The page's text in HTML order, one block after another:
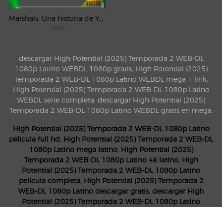
Marshals: Una historia de Yellowstone (2026) AMZN Temporada 1 WEB-DL 1080p Latino
2026
descargar High Potential (2025) Temporada 2 WEB-DL
1080p Latino WEBDL 1080p gratis, High Potential (2025)
Temporada 2 WEB-DL 1080p Latino WEBDL mega 1 link,
High Potential (2025) Temporada 2 WEB-DL 1080p Latino
WEBDL serie completa, descargar High Potential (2025)
Temporada 2 WEB-DL 1080p Latino WEBDL gratis en mega.
High Potential (2025) Temporada 2 WEB-DL 1080p Latino
pelicula full hd, High Potential (2025) Temporada 2 WEB-DL
1080p Latino mega latino, High Potential (2025)
Temporada 2 WEB-DL 1080p Latino 4k latino, High
Potential (2025) Temporada 2 WEB-DL 1080p Latino
pelicula completa, High Potential (2025) Temporada 2
WEB-DL 1080p Latino descargar gratis, descargar High
Potential (2025) Temporada 2 WEB-DL 1080p Latino